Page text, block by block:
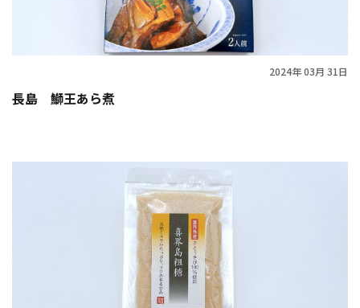
2024年 03月 31日
長島 鰤王あら煮